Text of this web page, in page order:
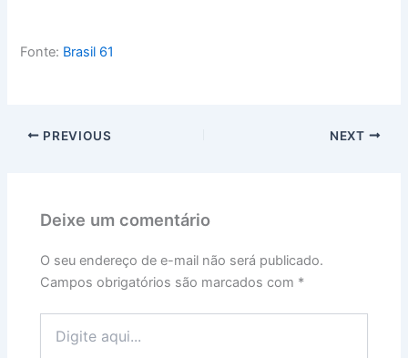
Fonte: Brasil 61
PREVIOUS NEXT
Deixe um comentário
O seu endereço de e-mail não será publicado.
Campos obrigatórios são marcados com *
aqui...